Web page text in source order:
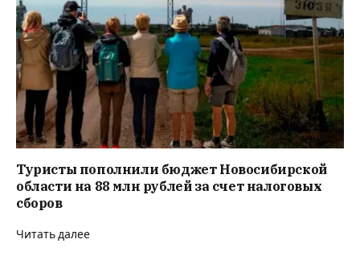
Туристы пополнили бюджет Новосибирской
области на 88 млн рублей за счет налоговых
сборов
Читать далее